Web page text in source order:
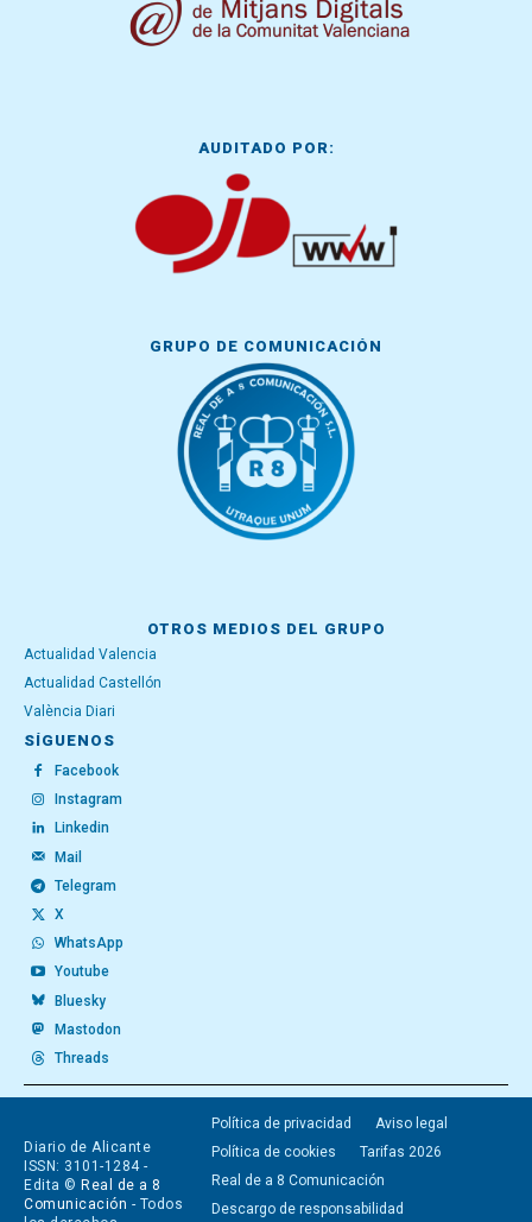
AUDITADO POR:
GRUPO DE COMUNICACIÓN
OTROS MEDIOS DEL GRUPO
Actualidad Valencia
Actualidad Castellón
València Diari
SÍGUENOS
Facebook
Instagram
Linkedin
Mail
Telegram
X
WhatsApp
Youtube
Bluesky
Mastodon
Threads
Diario de Alicante
ISSN: 3101-1284 -
Edita © Real de a 8
Comunicación - Todos
Política de privacidad
Aviso legal
Política de cookies
Tarifas 2026
Real de a 8 Comunicación
Descargo de responsabilidad